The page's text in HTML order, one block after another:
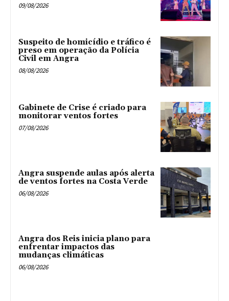
09/08/2026
Suspeito de homicídio e tráfico é
preso em operação da Polícia
Civil em Angra
08/08/2026
Gabinete de Crise é criado para
monitorar ventos fortes
07/08/2026
Angra suspende aulas após alerta
de ventos fortes na Costa Verde
06/08/2026
Angra dos Reis inicia plano para
enfrentar impactos das
mudanças climáticas
06/08/2026